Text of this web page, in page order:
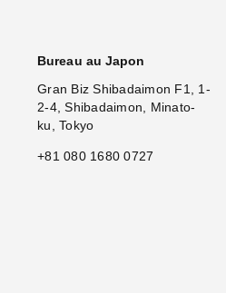
Bureau au Japon
Gran Biz Shibadaimon F1, 1-
2-4, Shibadaimon, Minato-
ku, Tokyo
+81 080 1680 0727